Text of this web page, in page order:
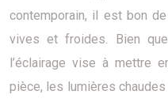
contemporain, il est bon
vives et froides. Bien
l’éclairage vise à mettre
pièce, les lumières